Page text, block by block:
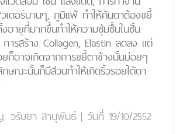
ตอร์นานๆ, ภูมิแพ้ ทำให้คันตาต้องขยี้
อายุที่มากขึ้นทำให้ความชุ่มชื้นในชั้น
ารสร้าง Collagen, Elastin ลดลง แต่
อาจเกิดจากการขยี้ตาข้างนั้นบ่อยๆ
ษณะนั้นก็มีส่วนทำให้เกิดริ้วรอยใต้ตา
วรัษยา สานุพันธ์ | วันที่ 19/10/2552